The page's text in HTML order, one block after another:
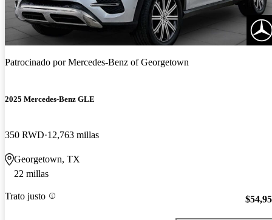
Patrocinado porMercedes-Benz of Georgetown
2025 Mercedes-Benz GLE
350 RWD 12,763 millas
Georgetown, TX
22 millas
Trato justo